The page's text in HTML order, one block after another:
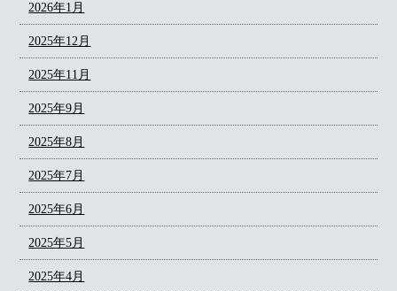
2026年1月
2025年12月
2025年11月
2025年9月
2025年8月
2025年7月
2025年6月
2025年5月
2025年4月